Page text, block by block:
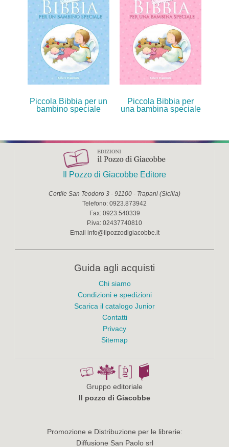
Piccola Bibbia per un
bambino speciale
Piccola Bibbia per
una bambina speciale
Il Pozzo di Giacobbe Editore
Cortile San Teodoro 3 - 91100 - Trapani (Sicilia)
Telefono: 0923.873942
Fax: 0923.540339
P.iva: 02437740810
Email info@ilpozzodigiacobbe.it
Guida agli acquisti
Chi siamo
Condizioni e spedizioni
Scarica il catalogo Junior
Contatti
Privacy
Sitemap
Gruppo editoriale
Il pozzo di Giacobbe
Promozione e Distribuzione per le librerie:
Diffusione San Paolo srl